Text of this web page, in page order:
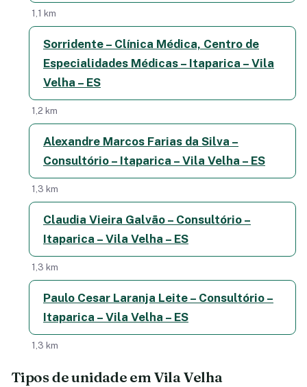
1,1 km
Sorridente – Clínica Médica, Centro de
Especialidades Médicas – Itaparica – Vila
Velha – ES
1,2 km
Alexandre Marcos Farias da Silva –
Consultório – Itaparica – Vila Velha – ES
1,3 km
Claudia Vieira Galvão – Consultório –
Itaparica – Vila Velha – ES
1,3 km
Paulo Cesar Laranja Leite – Consultório –
Itaparica – Vila Velha – ES
1,3 km
Tipos de unidade em Vila Velha